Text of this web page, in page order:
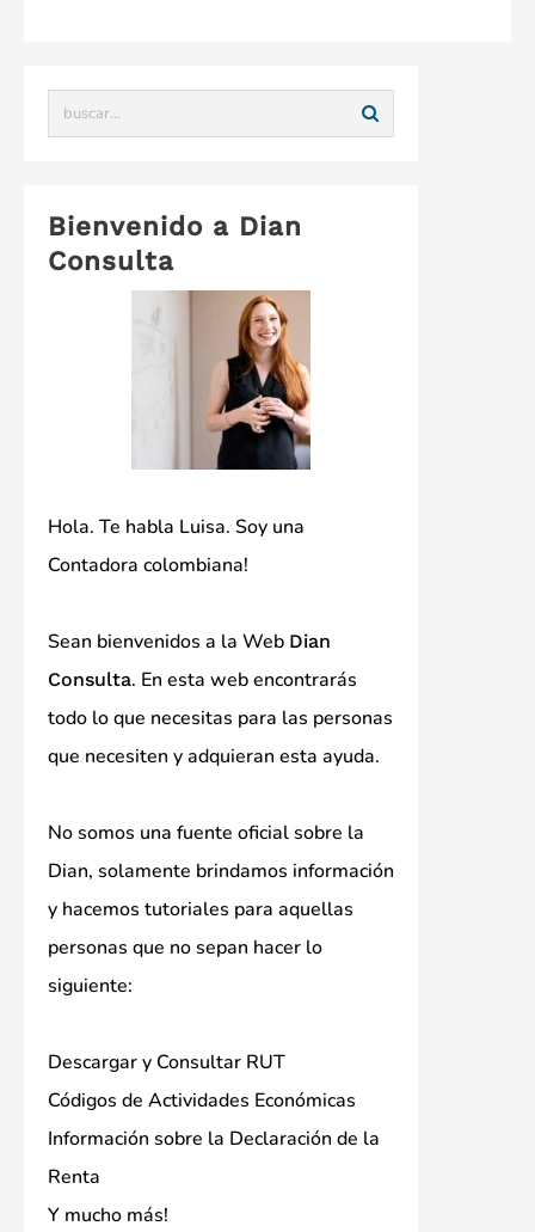
Bienvenido a Dian
Consulta
Hola. Te habla Luisa. Soy una
Contadora colombiana!
Sean bienvenidos a la Web Dian
Consulta. En esta web encontrarás
todo lo que necesitas para las personas
que necesiten y adquieran esta ayuda.
No somos una fuente oficial sobre la
Dian, solamente brindamos información
y hacemos tutoriales para aquellas
personas que no sepan hacer lo
siguiente:
Descargar y Consultar RUT
Códigos de Actividades Económicas
Información sobre la Declaración de la
Renta
Y mucho más!